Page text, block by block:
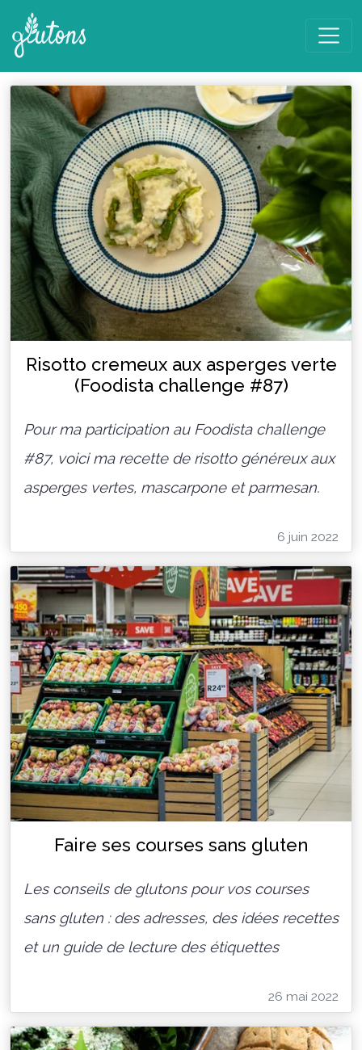
Risotto cremeux aux asperges verte
(Foodista challenge #87)
Pour ma participation au Foodista challenge
#87, voici ma recette de risotto généreux aux
asperges vertes, mascarpone et parmesan.
6 juin 2022
Faire ses courses sans gluten
Les conseils de glutons pour vos courses
sans gluten : des adresses, des idées recettes
et un guide de lecture des étiquettes
26 mai 2022